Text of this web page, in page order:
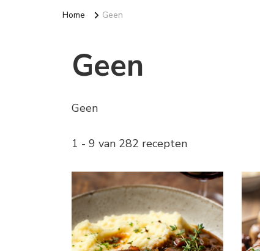
Home Geen
Geen
Geen
1 - 9 van 282 recepten